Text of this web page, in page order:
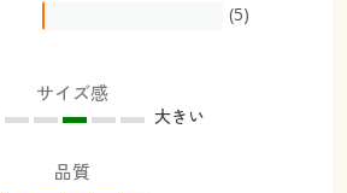
(5)
サイズ感
大きい
品質